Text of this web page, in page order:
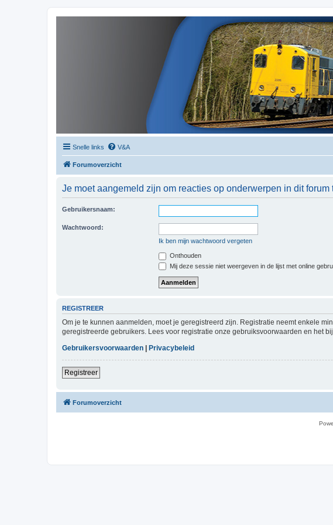
Snelle links V&A
Forumoverzicht
Je moet aangemeld zijn om reacties op onderwerpen in dit forum
Gebruikersnaam:
Wachtwoord:
Ik ben mijn wachtwoord vergeten
Onthouden
Mij deze sessie niet weergeven in de lijst met online
REGISTREER
Om je te kunnen aanmelden, moet je geregistreerd zijn. Registratie neemt enkele
geregistreerde gebruikers. Lees voor registratie onze gebruiksvoorwaarden en het
Gebruikersvoorwaarden | Privacybeleid
Registreer
Forumoverzicht